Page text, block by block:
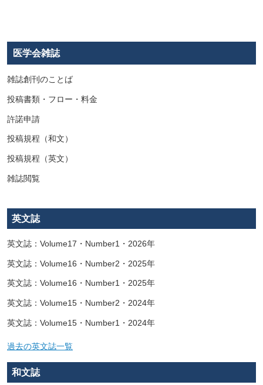
医学会雑誌
雑誌創刊のことば
投稿書類・フロー・料金
許諾申請
投稿規程（和文）
投稿規程（英文）
雑誌閲覧
英文誌
英文誌：Volume17・Number1・2026年
英文誌：Volume16・Number2・2025年
英文誌：Volume16・Number1・2025年
英文誌：Volume15・Number2・2024年
英文誌：Volume15・Number1・2024年
過去の英文誌一覧
和文誌